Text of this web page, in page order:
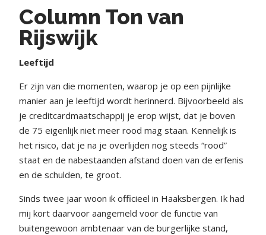
Column Ton van
Rijswijk
Leeftijd
Er zijn van die momenten, waarop je op een pijnlijke
manier aan je leeftijd wordt herinnerd. Bijvoorbeeld als
je creditcardmaatschappij je erop wijst, dat je boven
de 75 eigenlijk niet meer rood mag staan. Kennelijk is
het risico, dat je na je overlijden nog steeds “rood”
staat en de nabestaanden afstand doen van de erfenis
en de schulden, te groot.
Sinds twee jaar woon ik officieel in Haaksbergen. Ik had
mij kort daarvoor aangemeld voor de functie van
buitengewoon ambtenaar van de burgerlijke stand,